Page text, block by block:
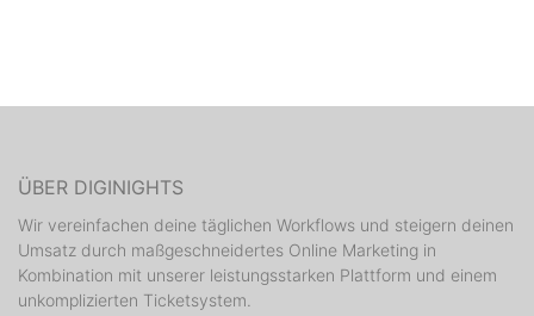
ÜBER DIGINIGHTS
Wir vereinfachen deine täglichen Workflows und steigern deinen
Umsatz durch maßgeschneidertes Online Marketing in
Kombination mit unserer leistungsstarken Plattform und einem
unkomplizierten Ticketsystem.